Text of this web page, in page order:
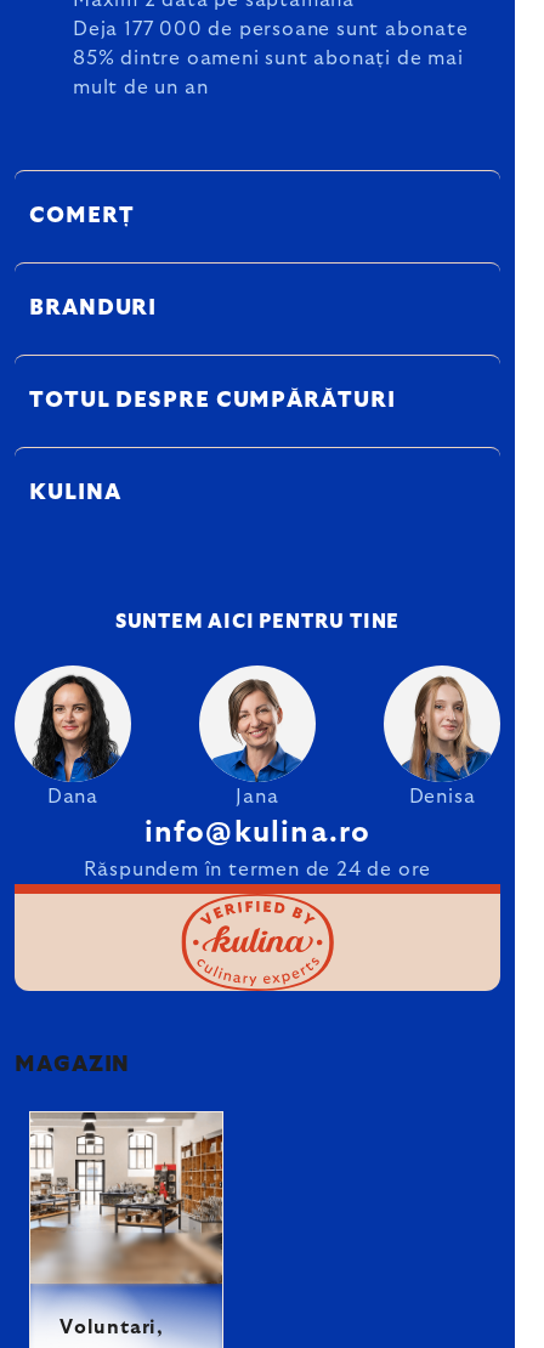
Deja 177 000 de persoane sunt abonate
85% dintre oameni sunt abonați de mai
mult de un an
COMERȚ
BRANDURI
TOTUL DESPRE CUMPĂRĂTURI
KULINA
SUNTEM AICI PENTRU TINE
Dana Jana Denisa
info@kulina.ro
Răspundem în termen de 24 de ore
MAGAZIN
Voluntari,